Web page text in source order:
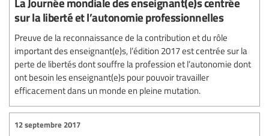
sur la liberté et l’autonomie professionnelles
Preuve de la reconnaissance de la contribution et du rôle
important des enseignant(e)s, l’édition 2017 est centrée sur la
perte de libertés dont souffre la profession et l’autonomie dont
ont besoin les enseignant(e)s pour pouvoir travailler
efficacement dans un monde en pleine mutation.
12 septembre 2017